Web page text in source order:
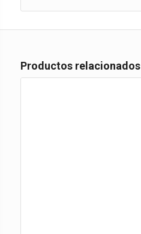
Productos relacionados